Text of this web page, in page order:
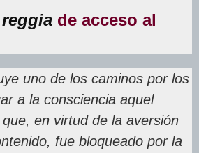
de acceso al
uno de los caminos por los
a la consciencia aquel
en virtud de la aversión
fue bloqueado por la